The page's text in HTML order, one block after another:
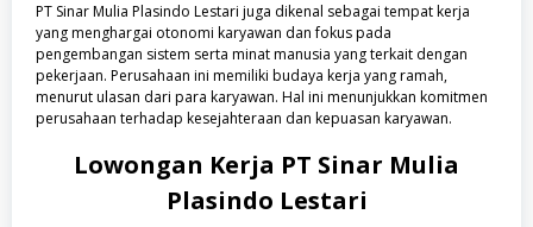
PT Sinar Mulia Plasindo Lestari juga dikenal sebagai tempat kerja
yang menghargai otonomi karyawan dan fokus pada
pengembangan sistem serta minat manusia yang terkait dengan
pekerjaan. Perusahaan ini memiliki budaya kerja yang ramah,
menurut ulasan dari para karyawan. Hal ini menunjukkan komitmen
perusahaan terhadap kesejahteraan dan kepuasan karyawan.
Lowongan Kerja PT Sinar Mulia
Plasindo Lestari